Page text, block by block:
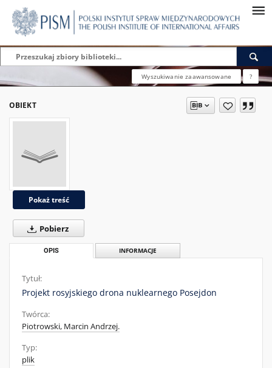
Wyszukiwanie zaawansowane ?
OBIEKT
Pokaż treść
Pobierz
OPIS INFORMACJE
Tytuł:
Projekt rosyjskiego drona nuklearnego Posejdon
Twórca:
Piotrowski, Marcin Andrzej.
Typ:
plik